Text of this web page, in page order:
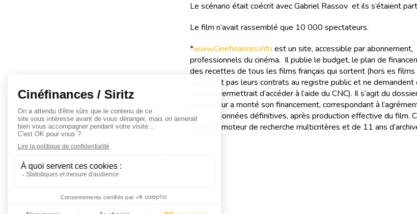
Le scénario était coécrit avec Gabriel Rassov et ils s’étaient
Le film n’avait rassemblé que 10 000 spectateurs.
*www.Cinefinances.info est un site, accessible par
professionnels du cinéma. Il publie le budget, le plan de
des recettes de tous les films français qui sortent (hors es films
déposent pas leurs contrats au registre public et ne demandent
qui leur permettrait d’accéder à l’aide du CNC). Il s’agit du
producteur a monté son financement, correspondant à
non les données définitives, après production effective du film.
puissant moteur de recherche multicritères et de 11 ans